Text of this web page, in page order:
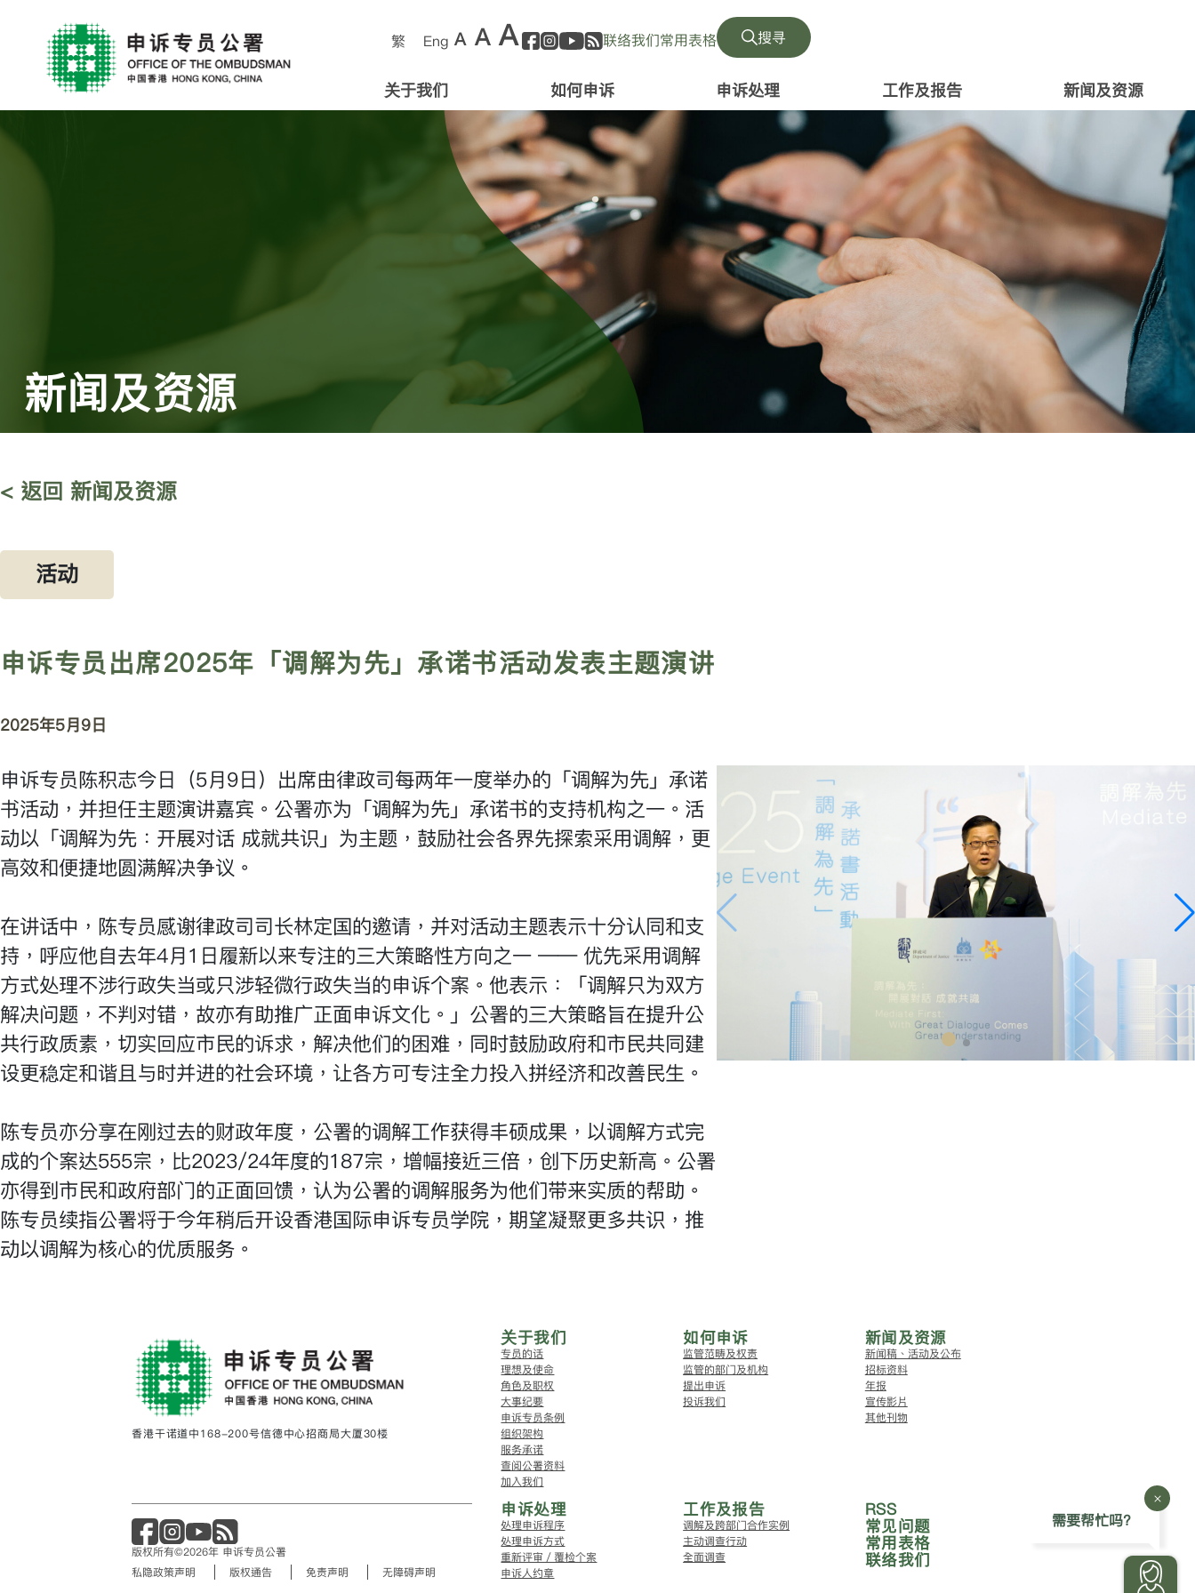
繁 Eng A A A 联络我们常用表格 搜寻
关于我们 如何申诉 申诉处理 工作及报告 新闻及资源
新闻及资源
< 返回 新闻及资源
活动
申诉专员出席2025年「调解为先」承诺书活动发表主题演讲
2025年5月9日
申诉专员陈积志今日（5月9日）出席由律政司每两年一度举办的「调解为先」承诺
书活动，并担任主题演讲嘉宾。公署亦为「调解为先」承诺书的支持机构之一。活
动以「调解为先：开展对话 成就共识」为主题，鼓励社会各界先探索采用调解，更
高效和便捷地圆满解决争议。
在讲话中，陈专员感谢律政司司长林定国的邀请，并对活动主题表示十分认同和支
持，呼应他自去年4月1日履新以来专注的三大策略性方向之一 —— 优先采用调解
方式处理不涉行政失当或只涉轻微行政失当的申诉个案。他表示：「调解只为双方
解决问题，不判对错，故亦有助推广正面申诉文化。」公署的三大策略旨在提升公
共行政质素，切实回应市民的诉求，解决他们的困难，同时鼓励政府和市民共同建
设更稳定和谐且与时并进的社会环境，让各方可专注全力投入拼经济和改善民生。
陈专员亦分享在刚过去的财政年度，公署的调解工作获得丰硕成果，以调解方式完
成的个案达555宗，比2023/24年度的187宗，增幅接近三倍，创下历史新高。公署
亦得到市民和政府部门的正面回馈，认为公署的调解服务为他们带来实质的帮助。
陈专员续指公署将于今年稍后开设香港国际申诉专员学院，期望凝聚更多共识，推
动以调解为核心的优质服务。
香港干诺道中168-200号信德中心招商局大厦30楼
版权所有©2026年 申诉专员公署
私隐政策声明
版权通告 免责声明 无障碍声明
关于我们
专员的话
理想及使命
角色及职权
大事纪要
申诉专员条例
组织架构
服务承诺
查阅公署资料
加入我们
如何申诉
监管范畴及权责
监管的部门及机构
提出申诉
投诉我们
申诉处理
处理申诉程序
处理申诉方式
重新评审／覆检个案
申诉人约章
工作及报告
调解及跨部门合作实例
主动调查行动
全面调查
新闻及资源
新闻稿、活动及公布
招标资料
年报
宣传影片
其他刊物
RSS
常见问题
常用表格
联络我们
需要帮忙吗?